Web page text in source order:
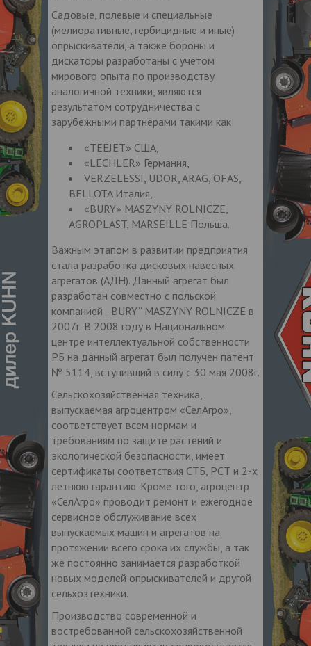
Садовые, полевые и специальные
(мелиоративные, гербицидные и иные)
опрыскиватели, а также бороны и
дискаторы разработаны с учётом
мирового опыта по производству
аналогичной техники, являются
результатом сотрудничества с
зарубежными партнёрами такими как:
«TEEJET» США,
«LECHLER» Германия,
VERZELESSI, UDOR, ARAG, OFAS,
BELLOTA Италия,
«BURY» MASZYNY ROLNICZE,
AGROPLAST, MARSEILLE Польша.
Важным этапом в развитии предприятия
стала разработка дисковых навесных
агрегатов (АДН). Данный агрегат был
разработан совместно с польской
компанией „ BURY” MASZYNY ROLNICZE в
2007г. В 2008 году в Национальном
центре интеллектуальной собственности
РБ на данный агрегат был получен патент
№ 5114, вступивший в силу с 30 мая 2008г.
Сельскохозяйственная техника,
выпускаемая агроцентром «СелАгро»,
соответствует всем нормам и
требованиям по защите растений и
экологической безопасности, имеет
сертификаты соответствия СТБ, РСТ и 2-х
летнюю гарантию. Кроме того, агроцентр
«СелАгро» проводит ремонт и ежегодное
сервисное обслуживание всех
выпускаемых машин и агрегатов на
протяжении всего срока их службы, а так
же постоянно занимается разработкой
новых моделей опрыскивателей и другой
сельхозтехники.
Производство современной и
востребованной сельскохозяйственной